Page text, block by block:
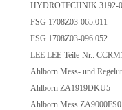
HYDROTECHNIK 3192-
FSG 1708Z03-065.011
FSG 1708Z03-096.052
LEE LEE-Teile-Nr.:
Ahlborn Mess- und
Ahlborn ZA1919DKU5
Ahlborn Mess